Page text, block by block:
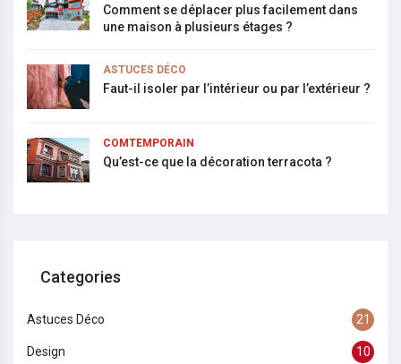
Comment se déplacer plus facilement dans
une maison à plusieurs étages ?
ASTUCES DÉCO
Faut-il isoler par l’intérieur ou par l’extérieur ?
COMTEMPORAIN
Qu’est-ce que la décoration terracota ?
Categories
Astuces Déco 21
Design 10